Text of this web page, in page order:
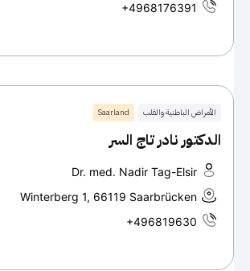
+4968176391
الأمراض الباطنية والقلب Saarland
الدكتور نادر تاج السر
Dr. med. Nadir Tag-Elsir
Winterberg 1, 66119 Saarbrücken
+496819630